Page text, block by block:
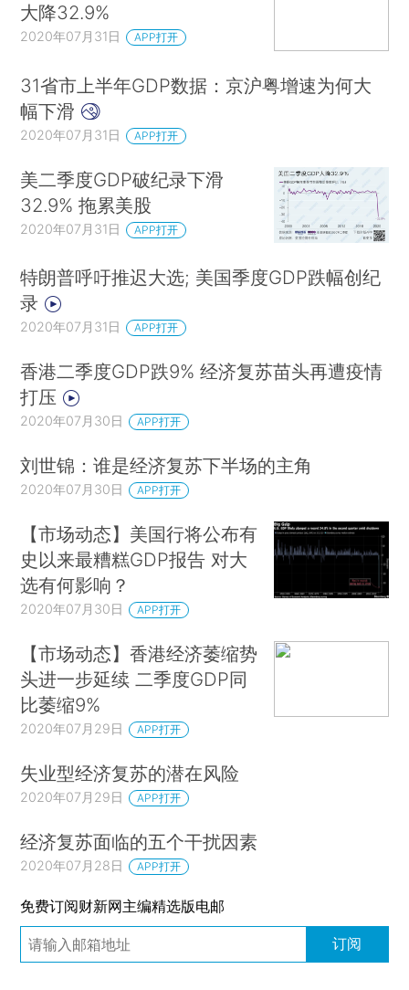
大降32.9%
2020年07月31日 APP打开
31省市上半年GDP数据：京沪粤增速为何大
幅下滑
2020年07月31日 APP打开
美二季度GDP破纪录下滑
32.9% 拖累美股
2020年07月31日 APP打开
特朗普呼吁推迟大选; 美国季度GDP跌幅创纪
录
2020年07月31日 APP打开
香港二季度GDP跌9% 经济复苏苗头再遭疫情
打压
2020年07月30日 APP打开
刘世锦：谁是经济复苏下半场的主角
2020年07月30日 APP打开
【市场动态】美国行将公布有
史以来最糟糕GDP报告 对大
选有何影响？
2020年07月30日 APP打开
【市场动态】香港经济萎缩势
头进一步延续 二季度GDP同
比萎缩9%
2020年07月29日 APP打开
失业型经济复苏的潜在风险
2020年07月29日 APP打开
经济复苏面临的五个干扰因素
2020年07月28日 APP打开
免费订阅财新网主编精选版电邮
订阅